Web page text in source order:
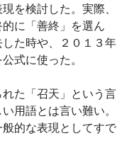
を検討した。実際、
に「善終」を選ん
た時や、２０１３年
式に使った。
た「召天」という言
用語とは言い難い。
的な表現としてすで